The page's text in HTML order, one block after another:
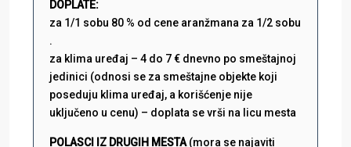
DOPLATE:
za 1/1 sobu 80 % od cene aranžmana za 1/2 sobu
.
za klima uređaj – 4 do 7 € dnevno po smeštajnoj
jedinici (odnosi se za smeštajne objekte koji
poseduju klima uređaj, a korišćenje nije
uključeno u cenu) – doplata se vrši na licu mesta
POLASCI IZ DRUGIH MESTA(mora se najaviti